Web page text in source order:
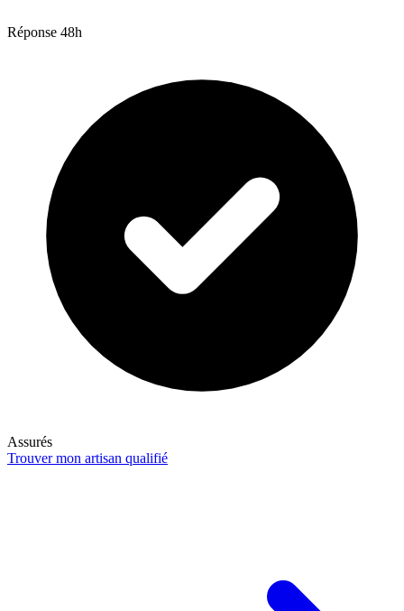
Réponse 48h
Assurés
Trouver mon artisan qualifié